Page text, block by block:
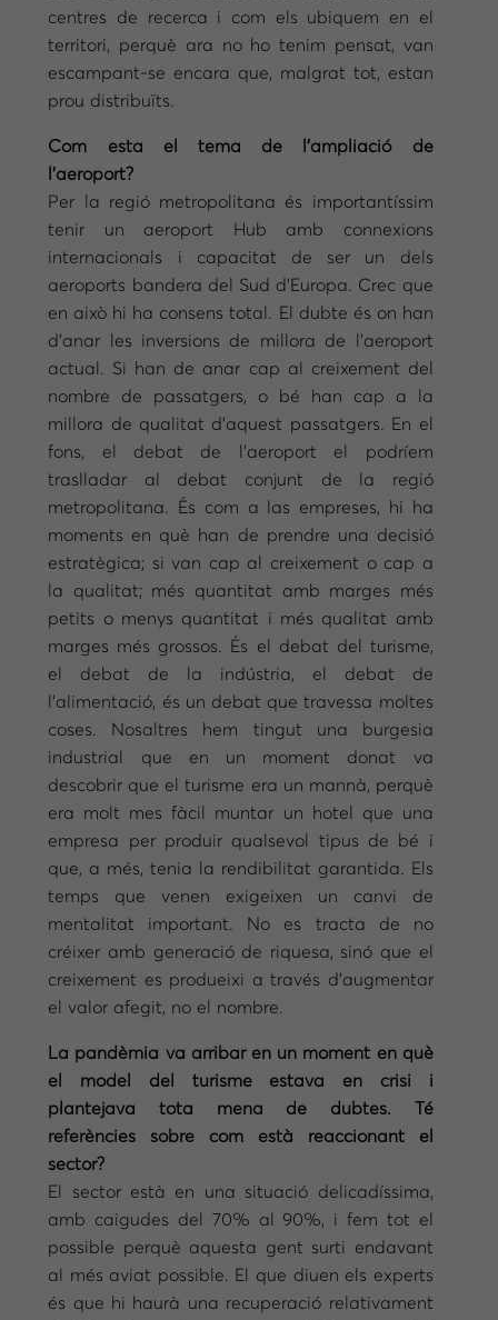
centres de recerca i com els ubiquem en el
territori, perquè ara no ho tenim pensat, van
escampant-se encara que, malgrat tot, estan
prou distribuïts.
Com esta el tema de l’ampliació de
l’aeroport?
Per la regió metropolitana és importantíssim
tenir un aeroport Hub amb connexions
internacionals i capacitat de ser un dels
aeroports bandera del Sud d’Europa. Crec que
en això hi ha consens total. El dubte és on han
d’anar les inversions de millora de l’aeroport
actual. Si han de anar cap al creixement del
nombre de passatgers, o bé han cap a la
millora de qualitat d’aquest passatgers. En el
fons, el debat de l’aeroport el podríem
traslladar al debat conjunt de la regió
metropolitana. És com a las empreses, hi ha
moments en què han de prendre una decisió
estratègica; si van cap al creixement o cap a
la qualitat; més quantitat amb marges més
petits o menys quantitat i més qualitat amb
marges més grossos. És el debat del turisme,
el debat de la indústria, el debat de
l’alimentació, és un debat que travessa moltes
coses. Nosaltres hem tingut una burgesia
industrial que en un moment donat va
descobrir que el turisme era un mannà, perquè
era molt mes fàcil muntar un hotel que una
empresa per produir qualsevol tipus de bé i
que, a més, tenia la rendibilitat garantida. Els
temps que venen exigeixen un canvi de
mentalitat important. No es tracta de no
créixer amb generació de riquesa, sinó que el
creixement es produeixi a través d’augmentar
el valor afegit, no el nombre.
La pandèmia va arribar en un moment en què
el model del turisme estava en crisi i
plantejava tota mena de dubtes. Té
referències sobre com està reaccionant el
sector?
El sector està en una situació delicadíssima,
amb caigudes del 70% al 90%, i fem tot el
possible perquè aquesta gent surti endavant
al més aviat possible. El que diuen els experts
és que hi haurà una recuperació relativament